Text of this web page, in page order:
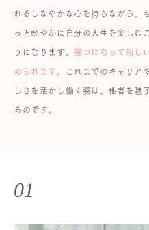
れるしなやかな心を持ちながら、
っと軽やかに自分の人生を楽しむ
うになります。 幾つになって新し
められます。 これまでのキャリア
しさを活かし働く姿は、他者を魅
るのです。
01